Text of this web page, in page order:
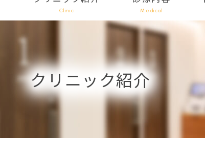
Clinic Medical
クリニック紹介